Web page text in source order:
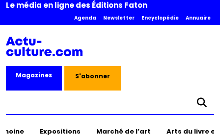
Le média en ligne des Éditions Faton
Agenda Newsletter Encyclopédie Annuaire
Magazines S'abonner
Expositions Marché de l’art Arts du livre